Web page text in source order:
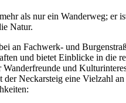
als nur ein Wanderweg; er
Natur.
an Fachwerk- und
und bietet Einblicke in die
Wanderfreunde und
der Neckarsteig eine Vielzahl an